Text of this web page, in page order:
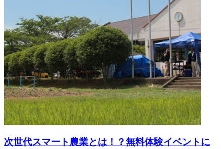
次世代スマート農業とは！？無料体験イベントに